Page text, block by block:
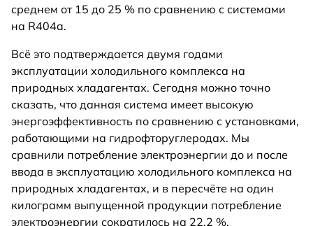
среднем от 15 до 25 % по сравнению с системами
на R404a.
Всё это подтверждается двумя годами
эксплуатации холодильного комплекса на
природных хладагентах. Сегодня можно точно
сказать, что данная система имеет высокую
энергоэффективность по сравнению с установками,
работающими на гидрофторуглеродах. Мы
сравнили потребление электроэнергии до и после
ввода в эксплуатацию холодильного комплекса на
природных хладагентах, и в пересчёте на один
килограмм выпущенной продукции потребление
электроэнергии сократилось на 22,2 %.